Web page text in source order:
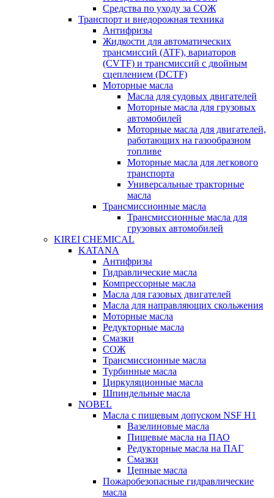
Средства по уходу за СОЖ
Транспорт и внедорожная техника
Антифризы
Жидкости для автоматических
трансмиссий (ATF), вариаторов
(CVTF) и трансмиссий с двойным
сцеплением (DCTF)
Моторные масла
Масла для судовых двигателей
Моторные масла для грузовых
автомобилей
Моторные масла для двигателей,
работающих на газообразном
топливе
Моторные масла для легкового
транспорта
Универсальные тракторные
масла
Трансмиссионные масла
Трансмиссионные масла для
грузовых автомобилей
KIREI CHEMICAL
KATANA
Антифризы
Гидравлические масла
Компрессорные масла
Масла для газовых двигателей
Масла для направляющих скольжения
Моторные масла
Редукторные масла
Смазки
СОЖ
Трансмиссионные масла
Турбинные масла
Циркуляционные масла
Шпиндельные масла
NOBEL
Масла с пищевым допуском NSF H1
Вазелиновые масла
Пищевые масла на ПАО
Редукторные масла на ПАГ
Смазки
Цепные масла
Пожаробезопасные гидравлические
масла